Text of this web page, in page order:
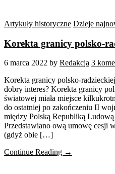
Artykuły historyczne Dzieje
Korekta granicy polsko-
6 marca 2022 by Redakcja 3
Korekta granicy polsko-
dobry interes? Korekta granicy
światowej miała miejsce
do ostatniej po zakończeniu II
między Polską Republiką
Przedstawiano ową umowę cesji
(gdyż obie […]
Continue Reading →